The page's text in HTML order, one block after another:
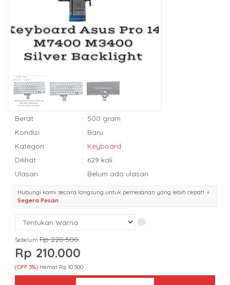
Berat : 500 gram
Kondisi
: Baru
Kategori
: Keyboard
Dilihat
: 629 kali
Ulasan
: Belum ada ulasan
Hubungi kami secara langsung untuk pemesanan yang lebih cepat!
Segera Pesan
Sebelum Rp 220.500
Rp 210.000
(OFF 5%) Hemat Rp 10.500